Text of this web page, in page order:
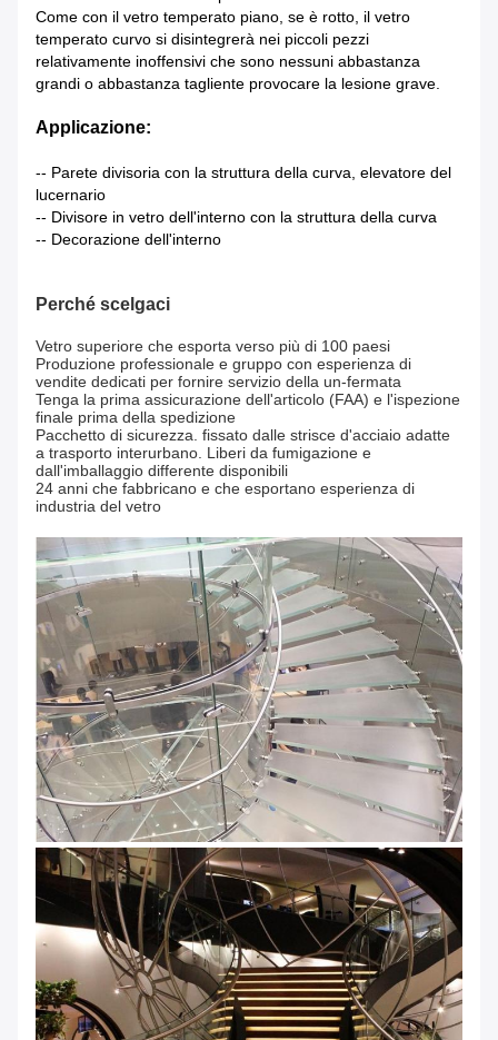
Come con il vetro temperato piano, se è rotto, il vetro
temperato curvo si disintegrerà nei piccoli pezzi
relativamente inoffensivi che sono nessuni abbastanza
grandi o abbastanza tagliente provocare la lesione grave.
Applicazione:
-- Parete divisoria con la struttura della curva, elevatore del
lucernario
-- Divisore in vetro dell'interno con la struttura della curva
-- Decorazione dell'interno
Perché scelgaci
Vetro superiore che esporta verso più di 100 paesi
Produzione professionale e gruppo con esperienza di
vendite dedicati per fornire servizio della un-fermata
Tenga la prima assicurazione dell'articolo (FAA) e l'ispezione
finale prima della spedizione
Pacchetto di sicurezza. fissato dalle strisce d'acciaio adatte
a trasporto interurbano. Liberi da fumigazione e
dall'imballaggio differente disponibili
24 anni che fabbricano e che esportano esperienza di
industria del vetro